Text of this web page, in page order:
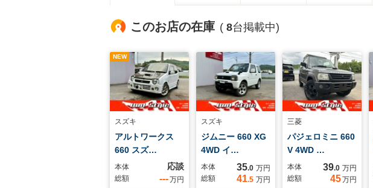
このお店の在庫 ( 8台掲載中)
NEW
スズキ
アルトワークス
660 スズ…
本体 応談
総額 ---万円
スズキ
ジムニー 660 XG
4WD イ…
本体 35.0 万円
総額
41.5 万円
三菱
パジェロミニ 660
V 4WD …
本体 39.0 万円
総額
45万円